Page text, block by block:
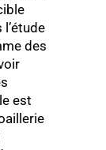
des
est